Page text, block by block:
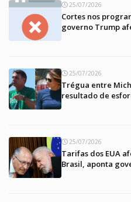
25/07/2026
Cortes nos
governo Trump
25/07/2026
Trégua entre
resultado de
25/07/2026
Tarifas dos EUA
Brasil, aponta